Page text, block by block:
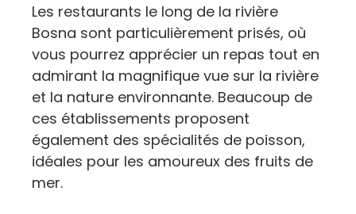
Les restaurants le long de la rivière
Bosna sont particulièrement prisés, où
vous pourrez apprécier un repas tout en
admirant la magnifique vue sur la rivière
et la nature environnante. Beaucoup de
ces établissements proposent
également des spécialités de poisson,
idéales pour les amoureux des fruits de
mer.